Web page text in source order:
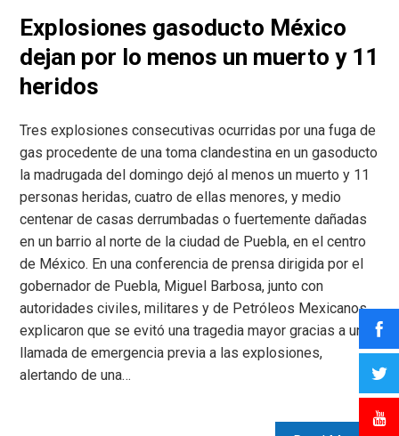
Explosiones gasoducto México
dejan por lo menos un muerto y 11
heridos
Tres explosiones consecutivas ocurridas por una fuga de
gas procedente de una toma clandestina en un gasoducto
la madrugada del domingo dejó al menos un muerto y 11
personas heridas, cuatro de ellas menores, y medio
centenar de casas derrumbadas o fuertemente dañadas
en un barrio al norte de la ciudad de Puebla, en el centro
de México. En una conferencia de prensa dirigida por el
gobernador de Puebla, Miguel Barbosa, junto con
autoridades civiles, militares y de Petróleos Mexicanos,
explicaron que se evitó una tragedia mayor gracias a una
llamada de emergencia previa a las explosiones,
alertando de una…